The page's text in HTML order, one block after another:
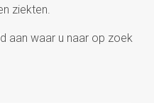
ziekten.
aan waar u naar op zoek